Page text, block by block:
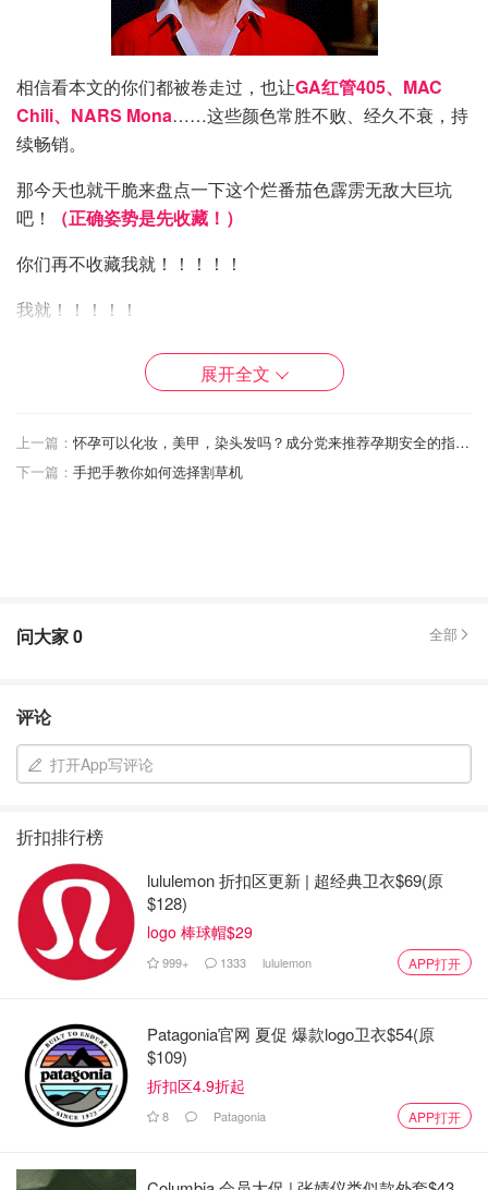
相信看本文的你们都被卷走过，也让GA红管405、MAC
Chili、NARS Mona……这些颜色常胜不败、经久不衰，持
续畅销。
那今天也就干脆来盘点一下这个烂番茄色霹雳无敌大巨坑
吧！
（正确姿势是先收藏！）
你们再不收藏我就！！！！！
我就！！！！！
。
Dior红管蓝金唇膏 #436
展开全文
上一篇：
怀孕可以化妆，美甲，染头发吗？成分党来推荐孕期安全的指甲油和染发剂啦
下一篇： 手把手教你如何选择割草机
问大家0 全部
评论
打开App写评论
折扣排行榜
lululemon 折扣区更新 | 超经典卫衣$69(原
$128)
logo 棒球帽$29
999+ 1333 lululemon APP打开
Patagonia官网 夏促 爆款logo卫衣$54(原
$109)
折扣区4.9折起
8 Patagonia APP打开